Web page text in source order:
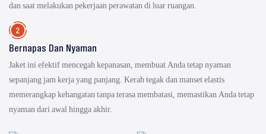
dan saat melakukan pekerjaan perawatan di luar ruangan.
Bernapas Dan Nyaman
Jaket ini efektif mencegah kepanasan, membuat Anda tetap nyaman
sepanjang jam kerja yang panjang. Kerah tegak dan manset elastis
memerangkap kehangatan tanpa terasa membatasi, memastikan Anda tetap
nyaman dari awal hingga akhir.